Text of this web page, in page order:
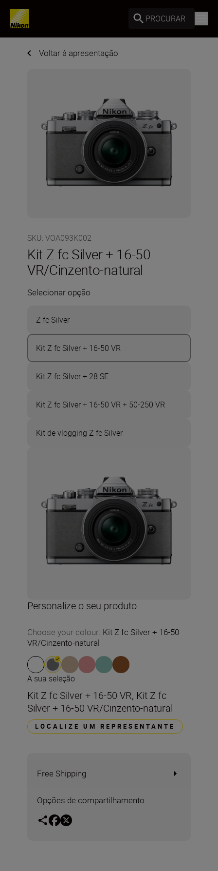
PROCURAR
Voltar à apresentação
SKU: VOA093K002
Kit Z fc Silver + 16-50
VR/Cinzento-natural
Selecionar opção
Z fc Silver
Kit Z fc Silver + 16-50 VR
Kit Z fc Silver + 28 SE
Kit Z fc Silver + 16-50 VR + 50-250 VR
Kit de vlogging Z fc Silver
Personalize o seu produto
Choose your colour: Kit Z fc Silver + 16-50
VR/Cinzento-natural
A sua seleção
Kit Z fc Silver + 16-50 VR, Kit Z fc
Silver + 16-50 VR/Cinzento-natural
LOCALIZE UM REPRESENTANTE
Free Shipping
Opções de compartilhamento